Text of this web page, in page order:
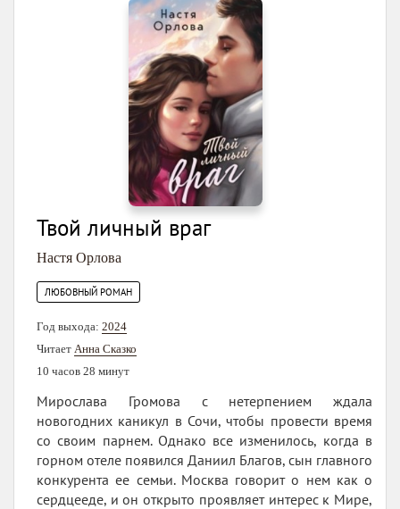
Твой личный враг
Настя Орлова
ЛЮБОВНЫЙ РОМАН
Год выхода: 2024
Читает Анна Сказко
10 часов 28 минут
Мирослава Громова с нетерпением ждала
новогодних каникул в Сочи, чтобы провести время
со своим парнем. Однако все изменилось, когда в
горном отеле появился Даниил Благов, сын главного
конкурента ее семьи. Москва говорит о нем как о
сердцееде, и он открыто проявляет интерес к Мире,